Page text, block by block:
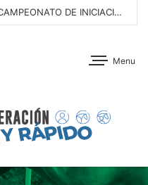
ANTEPROGRAMA: 5° FECHA CAMPEONATO DE INICIACIÓN A LA ACTIVIDAD ECUESTRE ZONA METROPOLITANA SUR – CLUB HÍPICO LA PLATA – 23 DE AGOSTO 2026
Menu